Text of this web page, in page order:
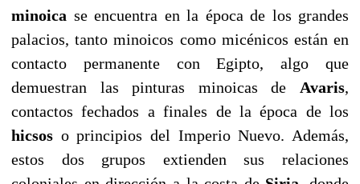
minoica se encuentra en la época de los grandes
palacios, tanto minoicos como micénicos están en
contacto permanente con Egipto, algo que
demuestran las pinturas minoicas de Avaris,
contactos fechados a finales de la época de los
hicsos o principios del Imperio Nuevo. Además,
estos dos grupos extienden sus relaciones